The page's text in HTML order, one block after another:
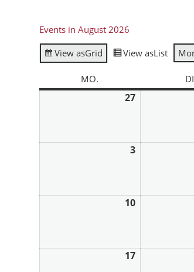
Events in August 2026
View asGrid View asList
MO.
27
3
10
17